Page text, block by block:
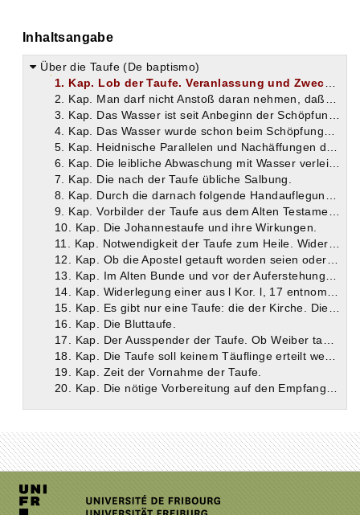
Inhaltsangabe
Über die Taufe (De baptismo)
7. Kap. Die nach der Taufe übliche Salbung.
10. Kap. Die Johannestaufe und ihre Wirkungen.
16. Kap. Die Bluttaufe.
19. Kap. Zeit der Vornahme der Taufe.